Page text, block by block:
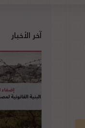
آخر الأخبار